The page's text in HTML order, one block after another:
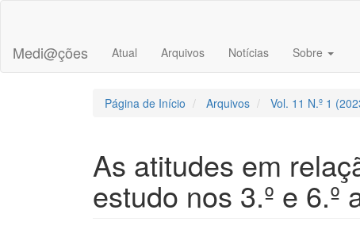
Medi@ções Atual Arquivos Notícias Sobre
Página de Início Arquivos Vol. 11 N.º 1
As atitudes em
estudo nos 3.º e 6.º